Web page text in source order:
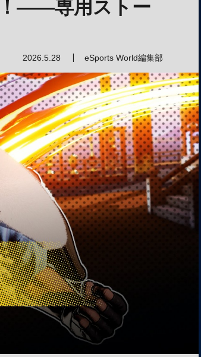
！——専用ストー
2026.5.28 eSports World編集部